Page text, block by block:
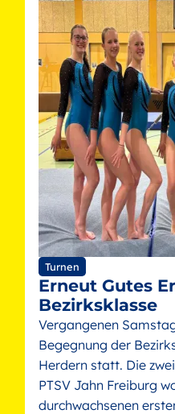
Turnen
Erneut Gutes
Bezirksklasse
Vergangenen
Begegnung der
Herdern statt. Die
PTSV Jahn Freiburg
durchwachsenen